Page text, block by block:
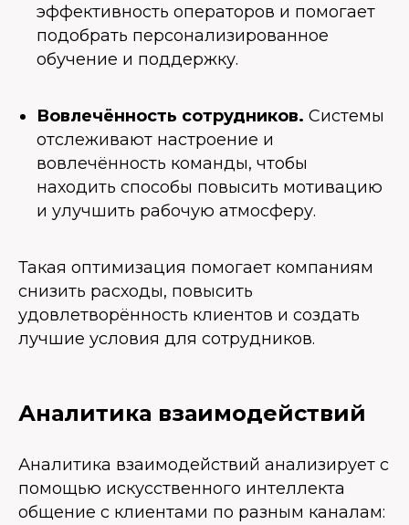
эффективность операторов и помогает
подобрать персонализированное
обучение и поддержку.
Вовлечённость сотрудников. Системы
отслеживают настроение и
вовлечённость команды, чтобы
находить способы повысить мотивацию
и улучшить рабочую атмосферу.
Такая оптимизация помогает компаниям
снизить расходы, повысить
удовлетворённость клиентов и создать
лучшие условия для сотрудников.
Аналитика взаимодействий
Аналитика взаимодействий анализирует с
помощью искусственного интеллекта
общение с клиентами по разным каналам: